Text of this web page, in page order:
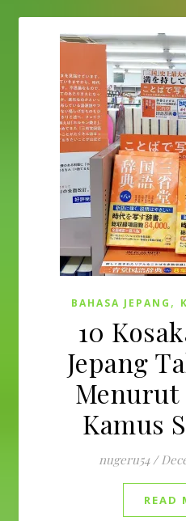
BAHASA JEPANG ,
10
Jepang
Menurut
Kamus
nugeru54 /
READ